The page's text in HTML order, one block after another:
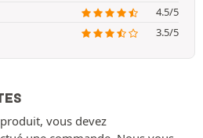
4.5/5
3.5/5
vous devez